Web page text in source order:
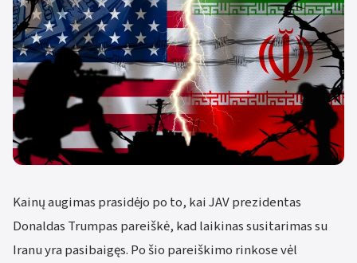
Kainų augimas prasidėjo po to, kai JAV prezidentas
Donaldas Trumpas pareiškė, kad laikinas susitarimas su
Iranu yra pasibaigęs. Po šio pareiškimo rinkose vėl